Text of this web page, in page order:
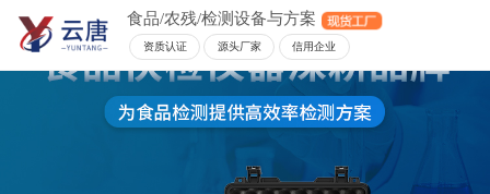
食品/农残/检测设备与方案
资质认证 源头厂家 信用企业